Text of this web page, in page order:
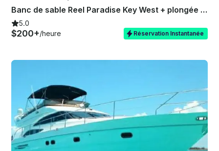
Banc de sable Reel Paradise Key West + plongée avec tuba + charter privé + pêche au matériel léger
5.0
$200+/heure Réservation Instantanée